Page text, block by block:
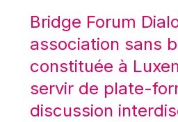
Maroš ŠEFČOVIČ
Martin Bailey
Martine Reicherts
Michael Berry
Michael Palmer
Bridge Forum
association sans
constituée à
servir de plate-
discussion